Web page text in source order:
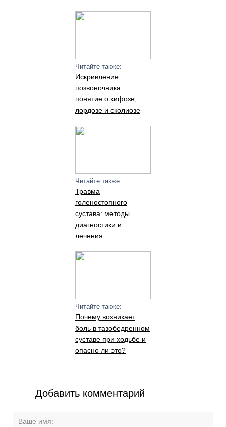
Читайте также:
Искривление
позвоночника:
понятие о кифозе,
лордозе и сколиозе
Читайте также:
Травма
голеностопного
сустава: методы
диагностики и
лечения
Читайте также:
Почему возникает
боль в тазобедренном
суставе при ходьбе и
опасно ли это?
Добавить комментарий